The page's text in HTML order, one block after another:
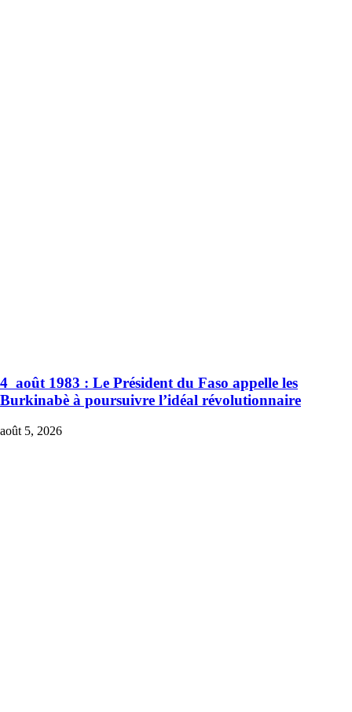
4 août 1983 : Le Président du Faso appelle les
Burkinabè à poursuivre l’idéal révolutionnaire
août 5, 2026